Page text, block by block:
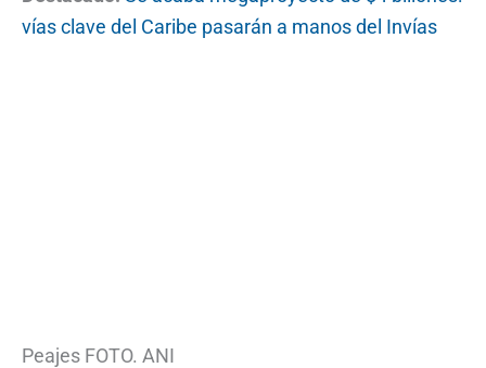
vías clave del Caribe pasarán a manos del Invías
Peajes FOTO. ANI